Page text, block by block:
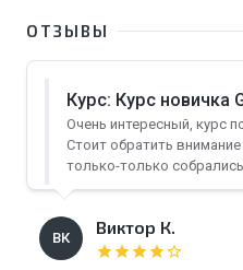
ОТЗЫВЫ
Курс: Курс новичка
Очень интересный, курс
Стоит обратить
только-только
ВК
Виктор К.
starstarstarstarstar_border